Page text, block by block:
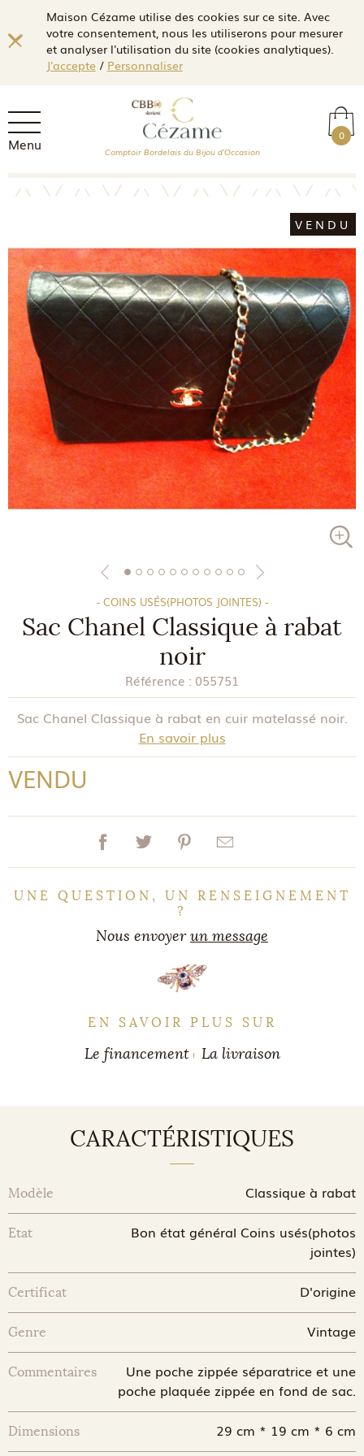
Maison Cézame utilise des cookies sur ce site. Avec
votre consentement, nous les utiliserons pour mesurer
et analyser l'utilisation du site (cookies analytiques).
J'accepte/ Personnaliser
Menu 0
Comptoir Bordelais du Bijou d'Occasion
VENDU
- COINS USÉS(PHOTOS JOINTES) -
Sac Chanel Classique à rabat
noir
Référence : 055751
Sac Chanel Classique à rabat en cuir matelassé noir.
En savoir plus
VENDU
UNE QUESTION, UN RENSEIGNEMENT
?
Nous envoyerun message
EN SAVOIR PLUS SUR
Le financement La livraison
CARACTÉRISTIQUES
Modèle Classique à rabat
Etat
Bon état général Coins usés(photos
jointes)
Certificat D'origine
Genre Vintage
Commentaires
Une poche zippée séparatrice et une
poche plaquée zippée en fond de sac.
Dimensions 29 cm * 19 cm * 6 cm